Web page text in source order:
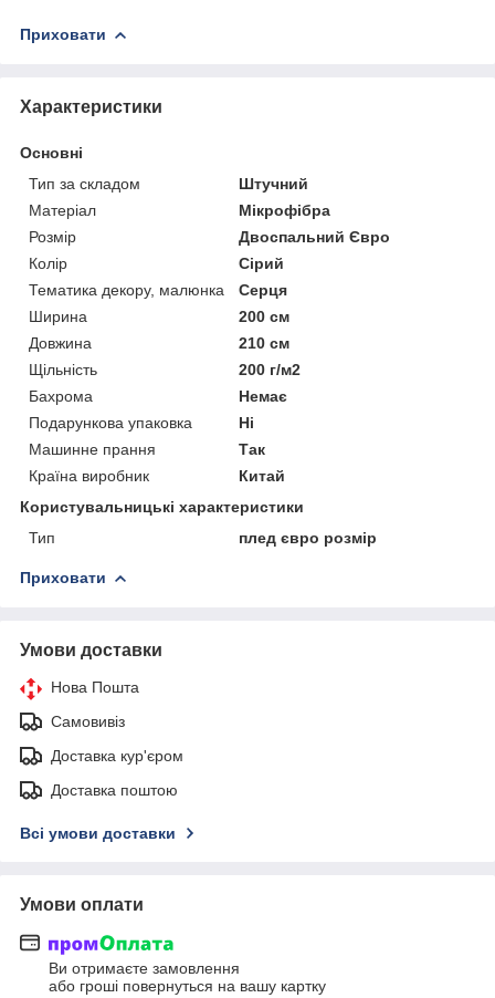
Приховати
Характеристики
Основні
Тип за складом
Штучний
Матеріал
Мікрофібра
Розмір
Двоспальний Євро
Колір
Сірий
Тематика декору, малюнка
Серця
Ширина
200 см
Довжина
210 см
Щільність
200 г/м2
Бахрома
Немає
Подарункова упаковка
Ні
Машинне прання
Так
Країна виробник
Китай
Користувальницькі характеристики
Тип
плед євро розмір
Приховати
Умови доставки
Нова Пошта
Самовивіз
Доставка кур'єром
Доставка поштою
Всі умови доставки
Умови оплати
Ви отримаєте замовлення
або гроші повернуться на вашу картку